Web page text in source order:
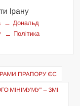
Ірану
Дональд
Політика
ПРАПОРУ ЄС
МІНІМУМУ” – ЗМІ